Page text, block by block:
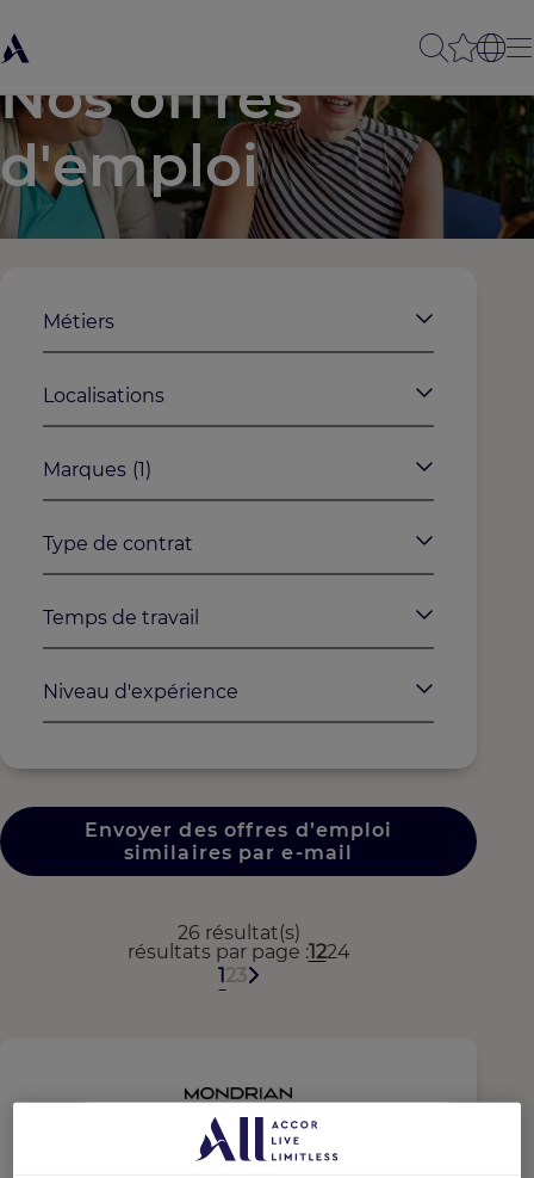
Nos offres
d'emploi
Métiers
Localisations
Marques (1)
Type de contrat
Temps de travail
Niveau d'expérience
Envoyer des offres d’emploi
similaires par e-mail
26 résultat(s)
123
résultats par page 1224